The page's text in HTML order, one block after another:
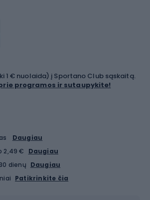
1 € nuolaida) į Sportano Club sąskaitą.
programos ir sutaupykite!
Daugiau
2,49 €
Daugiau
dienų Daugiau
Patikrinkite čia